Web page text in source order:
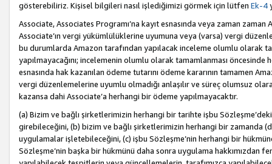
gösterebiliriz. Kişisel bilgileri nasıl işlediğimizi görmek için lütfen Ek-4
Associate, Associates Programı’na kayıt esnasında veya zaman
Associate’ın vergi yükümlülüklerine uyumuna veya (varsa) vergi
bu durumlarda Amazon tarafından yapılacak inceleme olumlu olarak
yapılmayacağını; incelemenin olumlu olarak tamamlanması
esnasında hak kazanılan ödeme tutarını ödeme kararının tamamen
vergi düzenlemelerine uyumlu olmadığı anlaşılır ve süreç olumsuz
kazansa dahi Associate’a herhangi bir ödeme yapılmayacaktır.
(a) Bizim ve bağlı şirketlerimizin herhangi bir tarihte işbu
girebileceğini, (b) bizim ve bağlı şirketlerimizin herhangi bir zamanda
uygulamalar işletebileceğini, (c) işbu Sözleşme’nin herhangi bir
Sözleşme’nin başka bir hükmünü daha sonra uygulama hakkımızdan